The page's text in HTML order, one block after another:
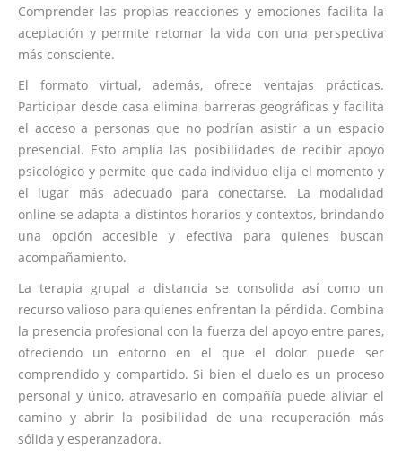
Comprender las propias reacciones y emociones facilita la
aceptación y permite retomar la vida con una perspectiva
más consciente.
El formato virtual, además, ofrece ventajas prácticas.
Participar desde casa elimina barreras geográficas y facilita
el acceso a personas que no podrían asistir a un espacio
presencial. Esto amplía las posibilidades de recibir apoyo
psicológico y permite que cada individuo elija el momento y
el lugar más adecuado para conectarse. La modalidad
online se adapta a distintos horarios y contextos, brindando
una opción accesible y efectiva para quienes buscan
acompañamiento.
La terapia grupal a distancia se consolida así como un
recurso valioso para quienes enfrentan la pérdida. Combina
la presencia profesional con la fuerza del apoyo entre pares,
ofreciendo un entorno en el que el dolor puede ser
comprendido y compartido. Si bien el duelo es un proceso
personal y único, atravesarlo en compañía puede aliviar el
camino y abrir la posibilidad de una recuperación más
sólida y esperanzadora.